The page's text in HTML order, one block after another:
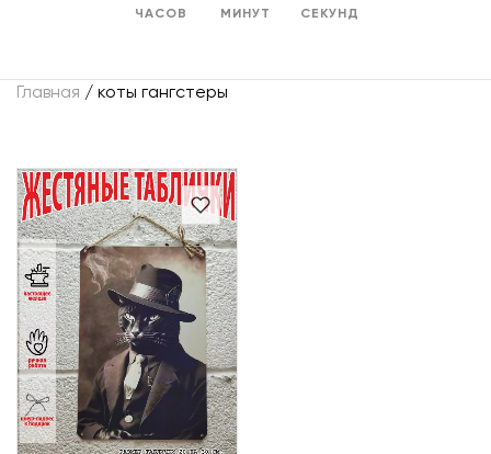
ЧАСОВ МИНУТ СЕКУНД
Главная / коты гангстеры